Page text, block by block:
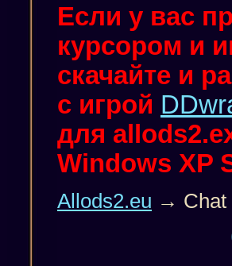
Если у вас
курсором и
скачайте и
с игрой
для
Windows XP
Allods2.eu → Chat